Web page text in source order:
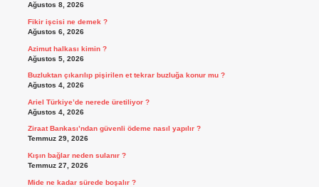
Ağustos 8, 2026
Fikir işcisi ne demek ?
Ağustos 6, 2026
Azimut halkası kimin ?
Ağustos 5, 2026
Buzluktan çıkarılıp pişirilen et tekrar buzluğa konur mu ?
Ağustos 4, 2026
Ariel Türkiye’de nerede üretiliyor ?
Ağustos 4, 2026
Ziraat Bankası’ndan güvenli ödeme nasıl yapılır ?
Temmuz 29, 2026
Kışın bağlar neden sulanır ?
Temmuz 27, 2026
Mide ne kadar sürede boşalır ?